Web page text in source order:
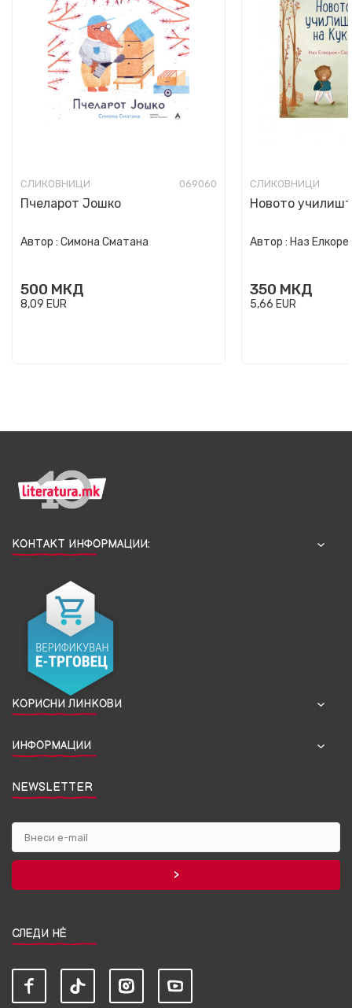
СЛИКОВНИЦИ 069060
Пчеларот Јошко
Автор : Симона Сматана
500 МКД
8,09 EUR
СЛИКОВНИЦИ
Новото
Автор : Наз
350 МКД
5,66 EUR
КОНТАКТ ИНФОРМАЦИИ:
КОРИСНИ ЛИНКОВИ
ИНФОРМАЦИИ
NEWSLETTER
СЛЕДИ НЀ